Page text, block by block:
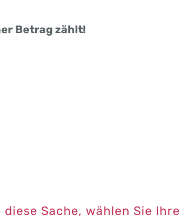
Betrag zählt!
diese Sache, wählen Sie Ihre